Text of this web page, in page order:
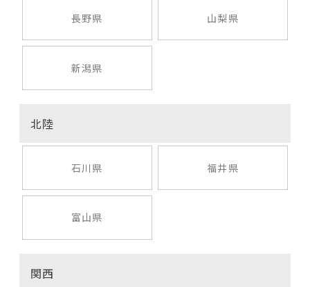
長野県 山梨県
新潟県
北陸
石川県 福井県
富山県
関西